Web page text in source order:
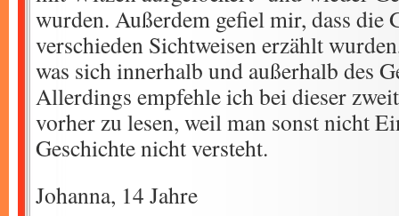
wurden. Außerdem gefiel mir, dass die
verschieden Sichtweisen erzählt
was sich innerhalb und außerhalb des
Allerdings empfehle ich bei dieser
vorher zu lesen, weil man sonst nicht
Geschichte nicht versteht.
Johanna, 14 Jahre